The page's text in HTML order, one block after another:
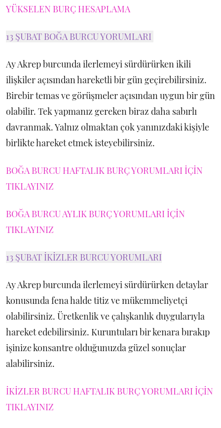
YÜKSELEN BURÇ HESAPLAMA
13 ŞUBAT BOĞA BURCU YORUMLARI
Ay Akrep burcunda ilerlemeyi sürdürürken ikili
ilişkiler açısından hareketli bir gün geçirebilirsiniz.
Birebir temas ve görüşmeler açısından uygun bir gün
olabilir. Tek yapmanız gereken biraz daha sabırlı
davranmak. Yalnız olmaktan çok yanınızdaki kişiyle
birlikte hareket etmek isteyebilirsiniz.
BOĞA BURCU HAFTALIK BURÇ YORUMLARI İÇİN
TIKLAYINIZ
BOĞA BURCU AYLIK BURÇ YORUMLARI İÇİN
TIKLAYINIZ
13 ŞUBAT İKİZLER BURCU YORUMLARI
Ay Akrep burcunda ilerlemeyi sürdürürken detaylar
konusunda fena halde titiz ve mükemmeliyetçi
olabilirsiniz. Üretkenlik ve çalışkanlık duygularıyla
hareket edebilirsiniz. Kuruntuları bir kenara bırakıp
işinize konsantre olduğunuzda güzel sonuçlar
alabilirsiniz.
İKİZLER BURCU HAFTALIK BURÇ YORUMLARI İÇİN
TIKLAYINIZ